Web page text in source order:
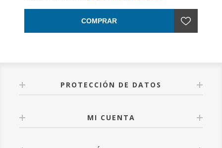
COMPRAR
PROTECCIÓN DE DATOS
MI CUENTA